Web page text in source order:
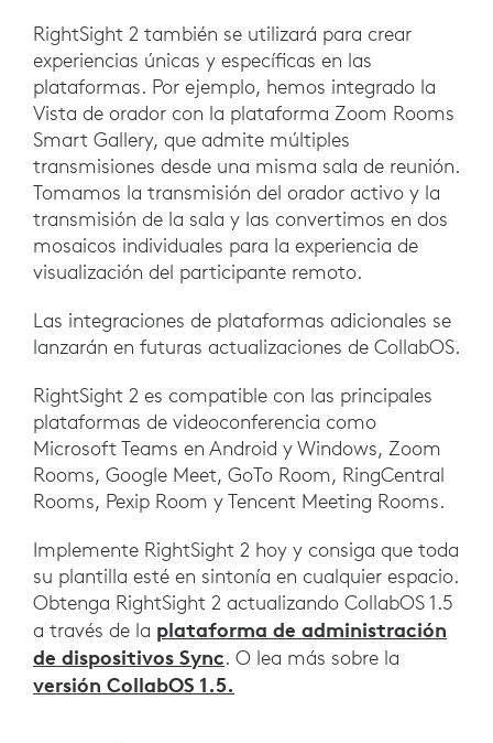
RightSight 2 también se utilizará para crear
experiencias únicas y específicas en las
plataformas. Por ejemplo, hemos integrado la
Vista de orador con la plataforma Zoom Rooms
Smart Gallery, que admite múltiples
transmisiones desde una misma sala de reunión.
Tomamos la transmisión del orador activo y la
transmisión de la sala y las convertimos en dos
mosaicos individuales para la experiencia de
visualización del participante remoto.
Las integraciones de plataformas adicionales se
lanzarán en futuras actualizaciones de CollabOS.
RightSight 2 es compatible con las principales
plataformas de videoconferencia como
Microsoft Teams en Android y Windows, Zoom
Rooms, Google Meet, GoTo Room, RingCentral
Rooms, Pexip Room y Tencent Meeting Rooms.
Implemente RightSight 2 hoy y consiga que toda
su plantilla esté en sintonía en cualquier espacio.
Obtenga RightSight 2 actualizando CollabOS 1.5
a través de la plataforma de administración
de dispositivos Sync. O lea más sobre la
versión CollabOS 1.5.